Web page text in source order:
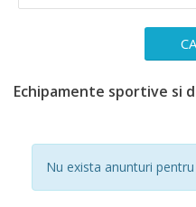
Echipamente sportive si
Nu exista anunturi